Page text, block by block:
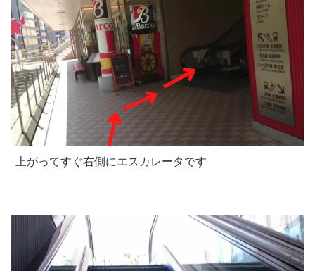
上がってすぐ右側にエスカレータです